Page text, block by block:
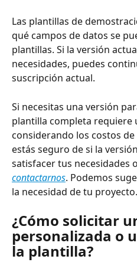
Las plantillas de
qué campos de datos se
plantillas. Si la versión
necesidades, puedes
suscripción actual.
Si necesitas una versión
plantilla completa requiere
considerando los costos
estás seguro de si la
satisfacer tus necesidades
contactarnos. Podemos
la necesidad de tu proyecto.
¿Cómo solicitar
personalizada o
la plantilla?